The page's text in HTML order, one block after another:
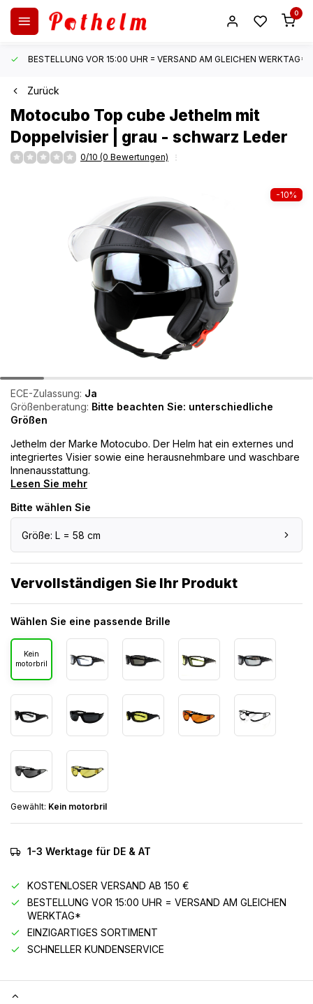
0
BESTELLUNG VOR 15:00 UHR = VERSAND AM GLEICHEN WERKTAG*
Zurück
Motocubo Top cube Jethelm mit
Doppelvisier | grau - schwarz Leder
0/10 (0 Bewertungen)
-10%
ECE-Zulassung: Ja
Größenberatung: Bitte beachten Sie: unterschiedliche
Größen
Jethelm der Marke Motocubo. Der Helm hat ein externes und
integriertes Visier sowie eine herausnehmbare und waschbare
Innenausstattung.
Lesen Sie mehr
Bitte wählen Sie
Größe: L = 58 cm
Vervollständigen Sie Ihr Produkt
Wählen Sie eine passende Brille
Kein
motorbril
Gewählt: Kein motorbril
1-3 Werktage für DE & AT
KOSTENLOSER VERSAND AB 150 €
BESTELLUNG VOR 15:00 UHR = VERSAND AM GLEICHEN
WERKTAG*
EINZIGARTIGES SORTIMENT
SCHNELLER KUNDENSERVICE